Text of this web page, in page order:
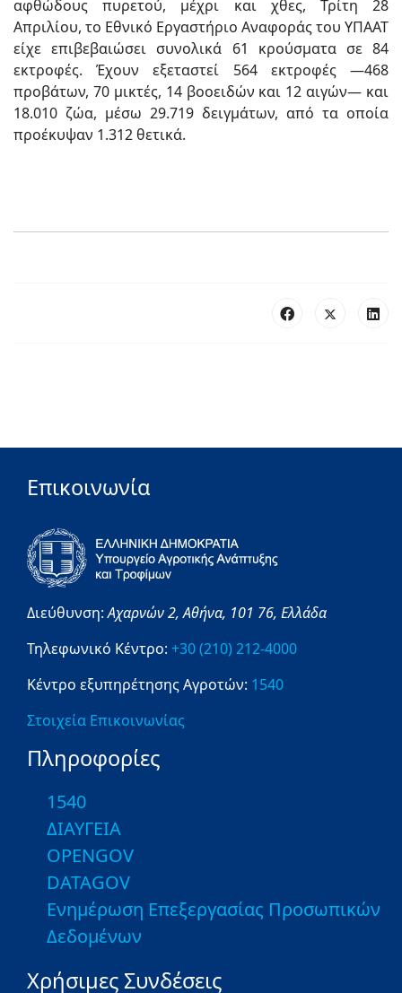
αφθώδους πυρετού, μέχρι και χθες, Τρίτη 28
Απριλίου, το Εθνικό Εργαστήριο Αναφοράς του ΥΠΑΑΤ
είχε επιβεβαιώσει συνολικά 61 κρούσματα σε 84
εκτροφές. Έχουν εξεταστεί 564 εκτροφές —468
προβάτων, 70 μικτές, 14 βοοειδών και 12 αιγών— και
18.010 ζώα, μέσω 29.719 δειγμάτων, από τα οποία
προέκυψαν 1.312 θετικά.
Επικοινωνία
Διεύθυνση:Αχαρνών 2,Αθήνα, 101 76, Ελλάδα
Τηλεφωνικό Κέντρο: +30 (210) 212-4000
Κέντρο εξυπηρέτησης Αγροτών: 1540
Στοιχεία Επικοινωνίας
Πληροφορίες
1540
ΔΙΑΥΓΕΙΑ
OPENGOV
DATAGOV
Ενημέρωση Επεξεργασίας Προσωπικών
Δεδομένων
Χρήσιμες Συνδέσεις